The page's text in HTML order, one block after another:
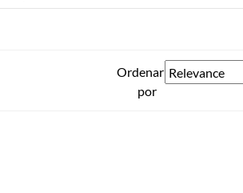
Ordenar
por